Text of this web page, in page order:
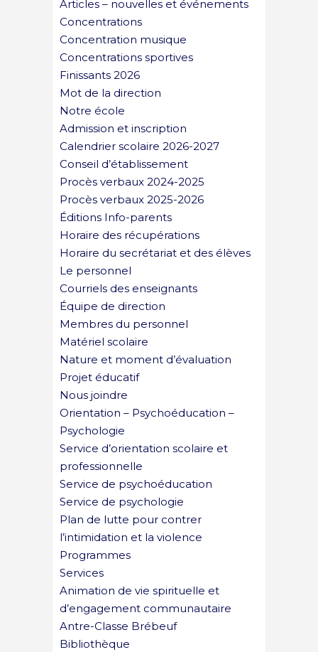
Articles – nouvelles et événements
Concentrations
Concentration musique
Concentrations sportives
Finissants 2026
Mot de la direction
Notre école
Admission et inscription
Calendrier scolaire 2026-2027
Conseil d’établissement
Procès verbaux 2024-2025
Procès verbaux 2025-2026
Éditions Info-parents
Horaire des récupérations
Horaire du secrétariat et des élèves
Le personnel
Courriels des enseignants
Équipe de direction
Membres du personnel
Matériel scolaire
Nature et moment d’évaluation
Projet éducatif
Nous joindre
Orientation – Psychoéducation –
Psychologie
Service d’orientation scolaire et
professionnelle
Service de psychoéducation
Service de psychologie
Plan de lutte pour contrer
l’intimidation et la violence
Programmes
Services
Animation de vie spirituelle et
d’engagement communautaire
Antre-Classe Brébeuf
Bibliothèque